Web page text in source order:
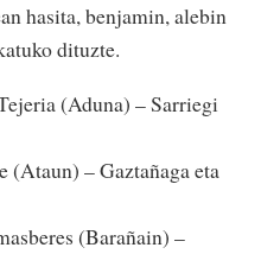
hasita, benjamin, alebin
dituzte.
(Aduna) – Sarriegi
(Ataun) – Gaztañaga eta
(Barañain) –